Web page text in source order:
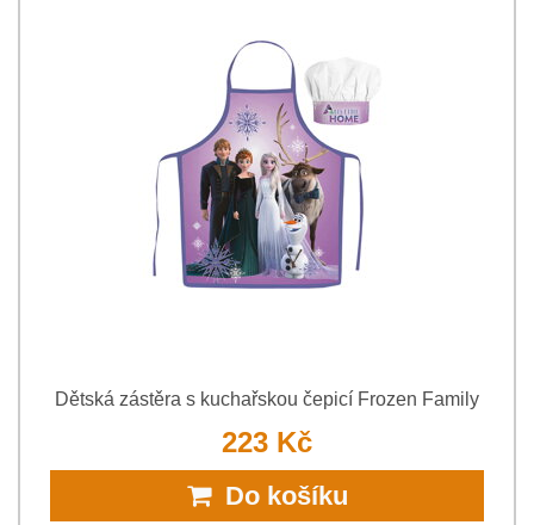
Dětská zástěra s kuchařskou čepicí Frozen Family
223 Kč
Do košíku